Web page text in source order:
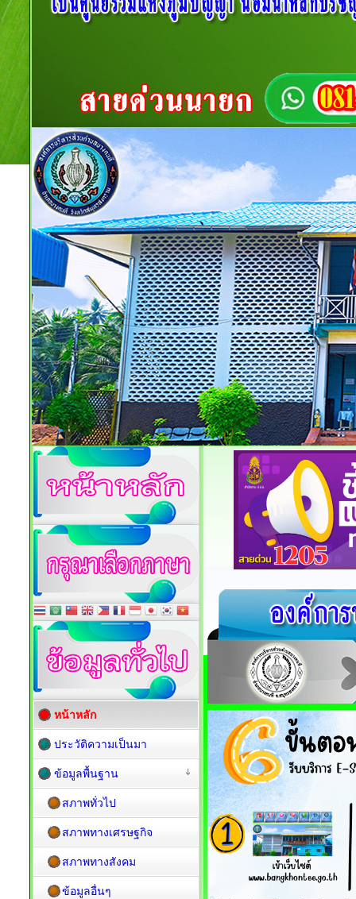
หน้าหลัก
ประวัติความเป็นมา
ข้อมูลพื้นฐาน
สภาพทั่วไป
สภาพทางเศรษฐกิจ
สภาพทางสังคม
ข้อมูลอื่นๆ